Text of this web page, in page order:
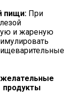
пищи: При
и жареную
продукты